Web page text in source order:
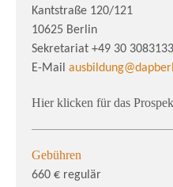
Kantstraße 120/121
10625 Berlin
Sekretariat +49 30
E-Mail
Hier klicken für das
Gebühren
660 € regulär